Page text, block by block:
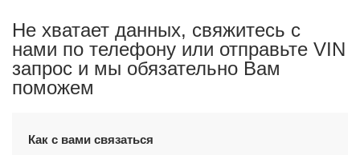
Не хватает данных, свяжитесь с
нами по телефону или отправьте VIN
запрос и мы обязательно Вам
поможем
Как с вами связаться